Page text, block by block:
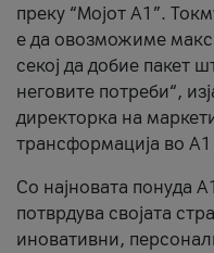
преку “Мојот А1”.
е да овозможиме
секој да добие пакет
неговите потреби“,
директорка на
трансформација во
Со најновата понуда
потврдува својата
иновативни,